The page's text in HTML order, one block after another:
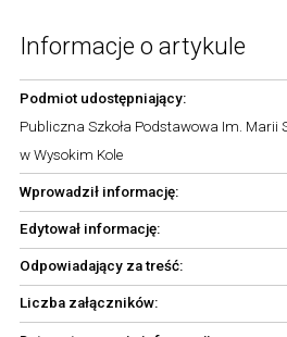
Informacje o artykule
Podmiot udostępniający:
Publiczna Szkoła Podstawowa Im. Marii
w Wysokim Kole
Wprowadził informację:
Edytował informację:
Odpowiadający za treść:
Liczba załączników: